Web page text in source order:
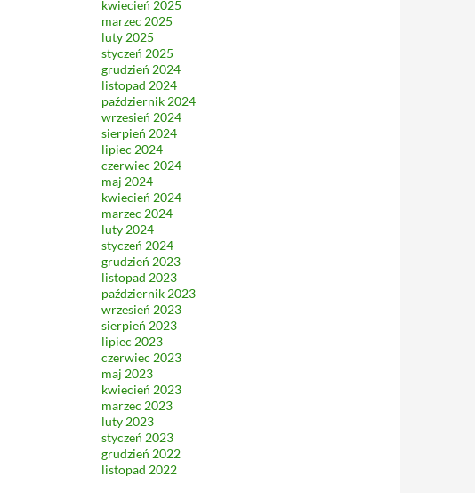
kwiecień 2025
marzec 2025
luty 2025
styczeń 2025
grudzień 2024
listopad 2024
październik 2024
wrzesień 2024
sierpień 2024
lipiec 2024
czerwiec 2024
maj 2024
kwiecień 2024
marzec 2024
luty 2024
styczeń 2024
grudzień 2023
listopad 2023
październik 2023
wrzesień 2023
sierpień 2023
lipiec 2023
czerwiec 2023
maj 2023
kwiecień 2023
marzec 2023
luty 2023
styczeń 2023
grudzień 2022
listopad 2022